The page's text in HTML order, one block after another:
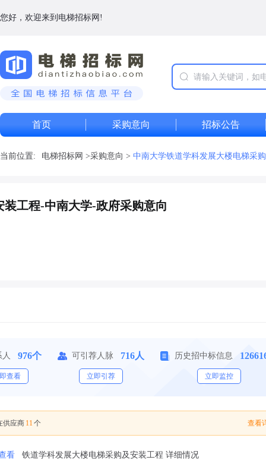
您好，欢迎来到电梯招标网!
首页 采购意向 招标公告
当前位置: 电梯招标网 >采购意向 > 中南大学铁道学科发展大楼电梯采
工程-中南大学-政府采购意向
976个
查看
可引荐人脉 716人
立即引荐
历史招中标信息
立即监控
供应商 11 个 查看
看 铁道学科发展大楼电梯采购及安装工程 详细情况